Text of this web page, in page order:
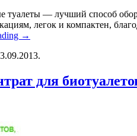
туалеты — лучший способ
легок и компактен,
→
для